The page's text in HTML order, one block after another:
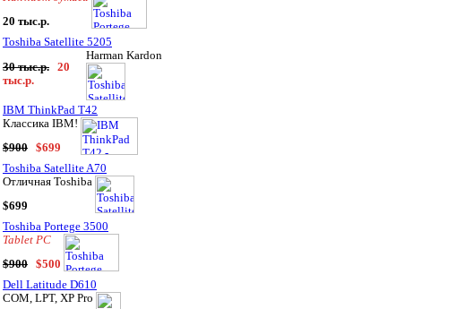
20 тыс.р.
Toshiba Satellite 5205
Harman Kardon
30 тыс.р.
20
тыс.р.
IBM ThinkPad T42
Классика IBM!
$900
$699
Toshiba Satellite A70
Отличная Toshiba
$699
Toshiba Portege 3500
Tablet PC
$900
$500
Dell Latitude D610
COM, LPT, XP Pro